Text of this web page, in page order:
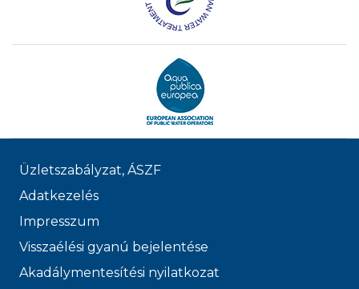
Üzletszabályzat, ÁSZF
Adatkezelés
Impresszum
Visszaélési gyanú bejelentése
Akadálymentesítési nyilatkozat